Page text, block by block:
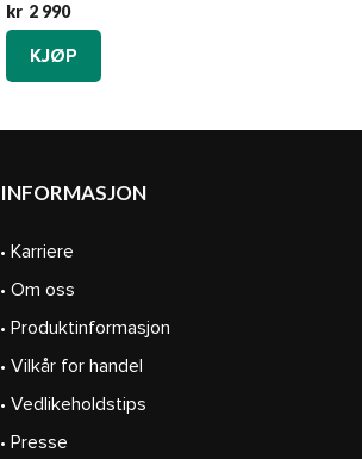
kr 2 990
KJØP
INFORMASJON
• Karriere
• Om oss
• Produktinformasjon
• Vilkår for handel
• Vedlikeholdstips
• Presse